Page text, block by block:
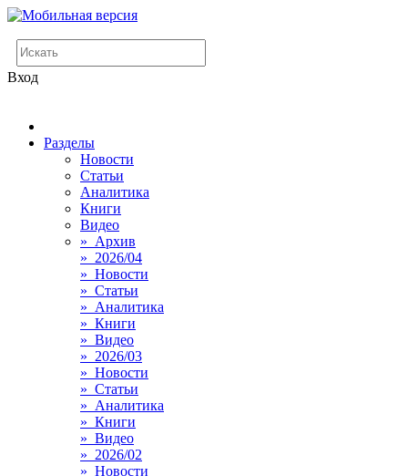
Вход
Разделы
Новости
Статьи
Аналитика
Книги
Видео
» Архив
» 2026/04
» Новости
» Статьи
» Аналитика
» Книги
» Видео
» 2026/03
» Новости
» Статьи
» Аналитика
» Книги
» Видео
» 2026/02
» Новости